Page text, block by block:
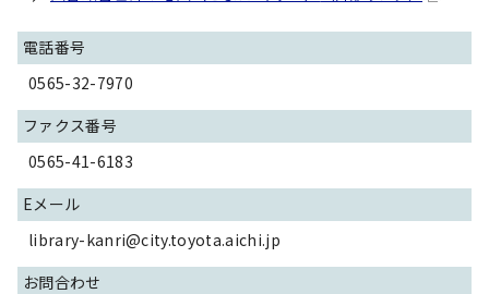
電話番号
0565-32-7970
ファクス番号
0565-41-6183
Eメール
library-kanri@city.toyota.aichi.jp
お問合わせ